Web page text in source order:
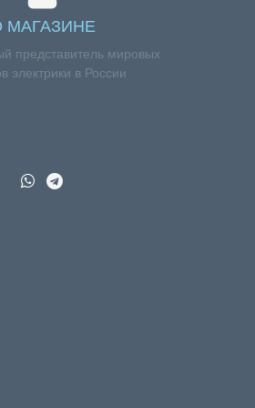
МАГАЗИНЕ
представитель мировых
электрики в России